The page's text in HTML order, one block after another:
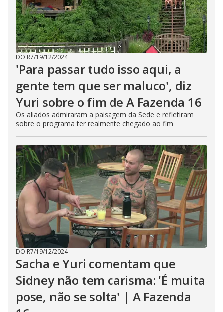
DO R7/19/12/2024
'Para passar tudo isso aqui, a
gente tem que ser maluco', diz
Yuri sobre o fim de A Fazenda 16
Os aliados admiraram a paisagem da Sede e refletiram
sobre o programa ter realmente chegado ao fim
DO R7/19/12/2024
Sacha e Yuri comentam que
Sidney não tem carisma: 'É muita
pose, não se solta' | A Fazenda